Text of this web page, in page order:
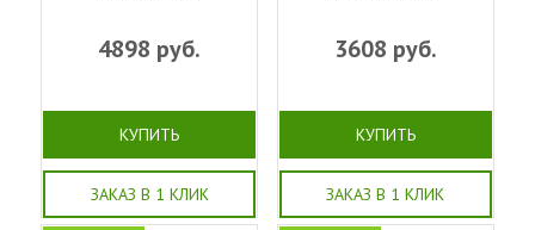
4898 руб.
КУПИТЬ
ЗАКАЗ В 1 КЛИК
3608 руб.
КУПИТЬ
ЗАКАЗ В 1 КЛИК